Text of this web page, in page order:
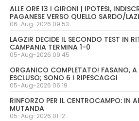
ALLE ORE 13 I GIRONI | IPOTESI,
PAGANESE VERSO QUELLO SARDO/
06-Aug-2026 09:53
LAGZIR DECIDE IL SECONDO TEST IN
CAMPANIA TERMINA 1-0
05-Aug-2026 09:45
ORGANICO COMPLETATO! FASANO, A
ESCLUSO; SONO 6 I RIPESCAGGI
05-Aug-2026 06:19
RINFORZO PER IL CENTROCAMPO: IN
MUTANDA
05-Aug-2026 01:12